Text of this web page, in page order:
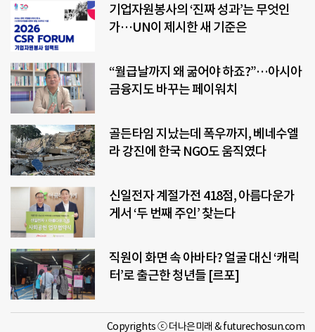
기업자원봉사의 ‘진짜 성과’는 무엇인
가…UN이 제시한 새 기준은
“월급날까지 왜 굶어야 하죠?”…아시아
금융지도 바꾸는 페이워치
골든타임 지났는데 폭우까지, 베네수엘
라 강진에 한국 NGO도 움직였다
신일전자 계절가전 418점, 아름다운가
게서 ‘두 번째 주인’ 찾는다
직원이 화면 속 아바타? 얼굴 대신 ‘캐릭
터’로 출근한 청년들 [르포]
Copyrights ⓒ 더나은미래 & futurechosun.com